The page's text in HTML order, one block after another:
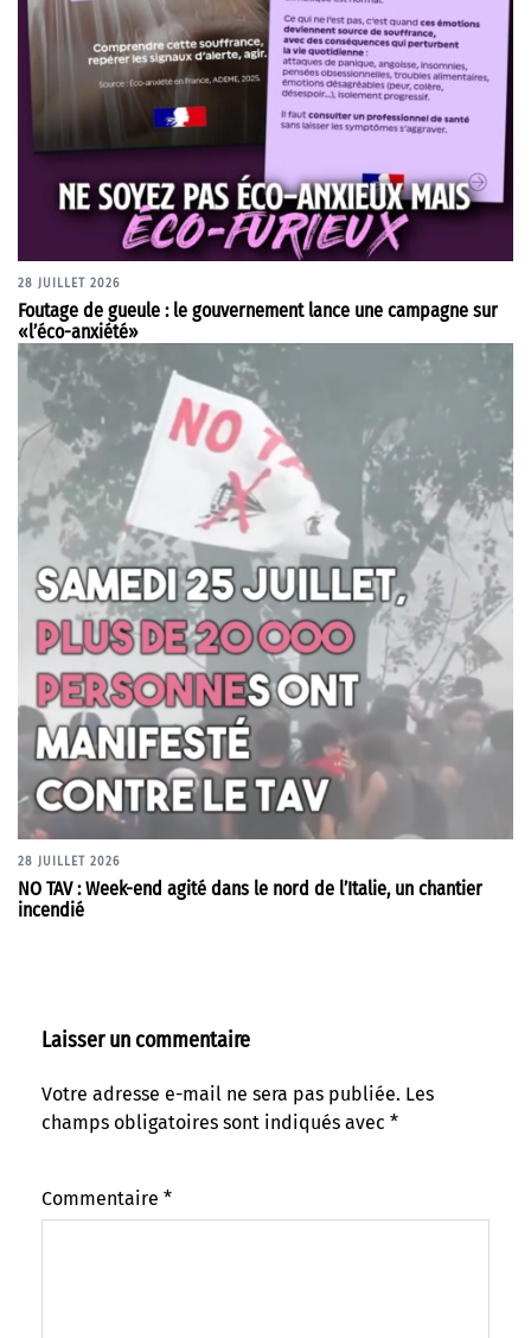
28 JUILLET 2026
Foutage de gueule : le gouvernement lance une campagne sur
«l’éco-anxiété»
28 JUILLET 2026
NO TAV : Week-end agité dans le nord de l’Italie, un chantier
incendié
Laisser un commentaire
Votre adresse e-mail ne sera pas publiée. Les
champs obligatoires sont indiqués avec *
Commentaire *